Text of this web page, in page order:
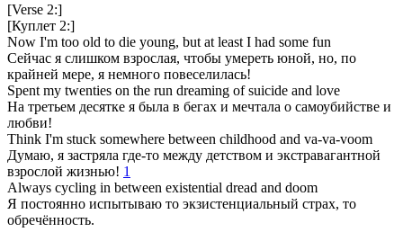
[Verse 2:]
[Куплет 2:]
Now I'm too old to die young, but at least I had some fun
Сейчас я слишком взрослая, чтобы умереть юной, но, по
крайней мере, я немного повеселилась!
Spent my twenties on the run drеaming of suicide and love
На третьем десятке я была в бегах и мечтала о самоубийстве и
любви!
Think I'm stuck somewhеre between childhood and va-va-voom
Думаю, я застряла где-то между детством и экстравагантной
взрослой жизнью! 1
Always cycling in between existential dread and doom
Я постоянно испытываю то экзистенциальный страх, то
обречённость.